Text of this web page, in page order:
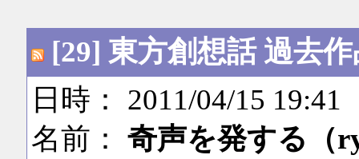
[29] 東方創想話 過去
日時： 2011/04/15 19:41
名前： 奇声を発する（